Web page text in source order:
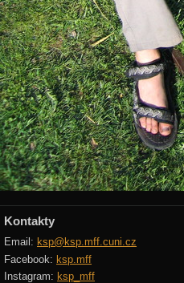
Kontakty
Email: ksp@ksp.mff.cuni.cz
Facebook: ksp.mff
Instagram: ksp_mff